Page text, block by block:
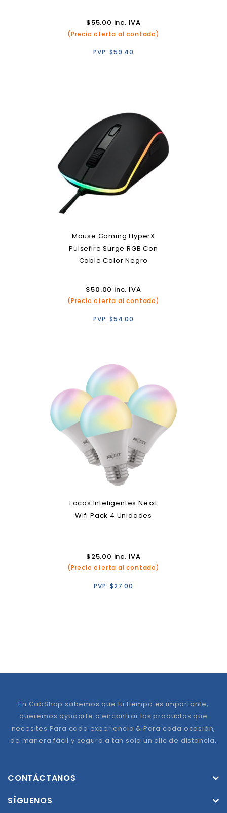
$55.00 inc. IVA
(Precio oferta al contado)
PVP:$59.40
Mouse Gaming HyperX
Pulsefire Surge RGB Con
Cable Color Negro
$50.00 inc. IVA
(Precio oferta al contado)
PVP:$54.00
Focos Inteligentes Nexxt
Wifi Pack 4 Unidades
$25.00 inc. IVA
(Precio oferta al contado)
PVP:$27.00
En CabShop sabemos que tu tiempo es importante,
queremos ayudarte a encontrar los productos que
necesites Para cada experiencia & Para cada ocasión,
de manera fácil y segura a tan solo un clic de distancia.
CONTÁCTANOS
SÍGUENOS